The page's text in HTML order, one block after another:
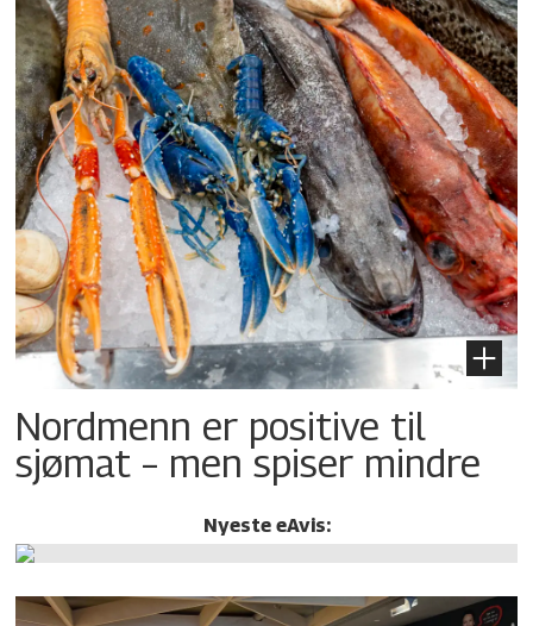
Nordmenn er positive til
sjømat – men spiser mindre
Nyeste eAvis: